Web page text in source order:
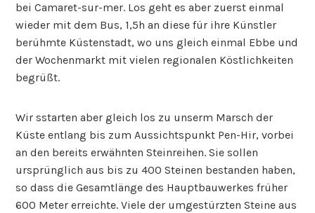
bei Camaret-sur-mer. Los geht es aber zuerst einmal
wieder mit dem Bus, 1,5h an diese für ihre Künstler
berühmte Küstenstadt, wo uns gleich einmal Ebbe und
der Wochenmarkt mit vielen regionalen Köstlichkeiten
begrüßt.
Wir sstarten aber gleich los zu unserm Marsch der
Küste entlang bis zum Aussichtspunkt Pen-Hir, vorbei
an den bereits erwähnten Steinreihen. Sie sollen
ursprünglich aus bis zu 400 Steinen bestanden haben,
so dass die Gesamtlänge des Hauptbauwerkes früher
600 Meter erreichte. Viele der umgestürzten Steine aus